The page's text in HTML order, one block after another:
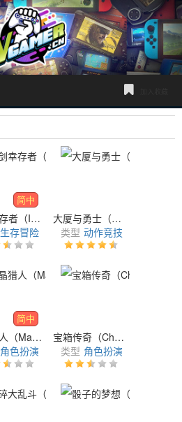
简中
御剑幸存者（Immortal）
生存冒险
大厦与勇士（Building & Fighter）
类型 动作竞技
简中
魔晶猎人（Magic Hunter）
角色扮演
宝箱传奇（Chest Legend）
类型 角色扮演